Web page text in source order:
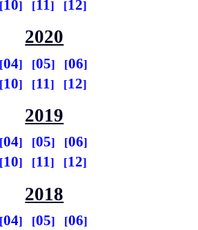
10 11 12
2020
04 05
06
10 11 12
2019
04 05
06
10 11 12
2018
04 05
06